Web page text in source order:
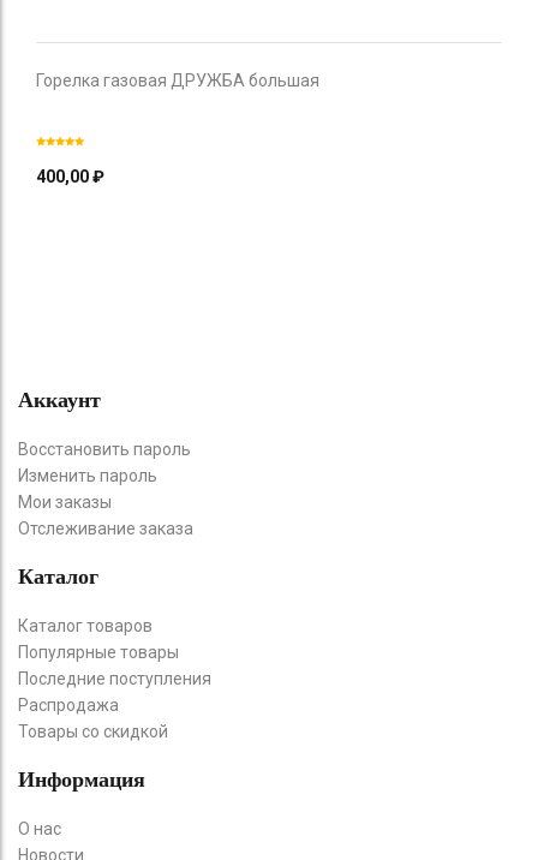
Горелка газовая ДРУЖБА большая
400,00₽
Аккаунт
Восстановить пароль
Изменить пароль
Мои заказы
Отслеживание заказа
Каталог
Каталог товаров
Популярные товары
Последние поступления
Распродажа
Товары со скидкой
Информация
О нас
Новости